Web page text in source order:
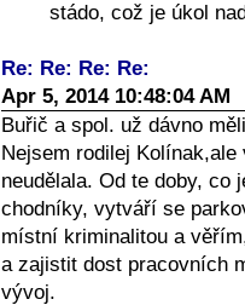
stádo, což je úkol
Re: Re: Re: Re:
Apr 5, 2014 10:48:04 AM
Buřič a spol. už dávno
Nejsem rodilej
neudělala. Od te doby, co
chodníky, vytváří se
místní kriminalitou a
a zajistit dost pracovních
vývoj.